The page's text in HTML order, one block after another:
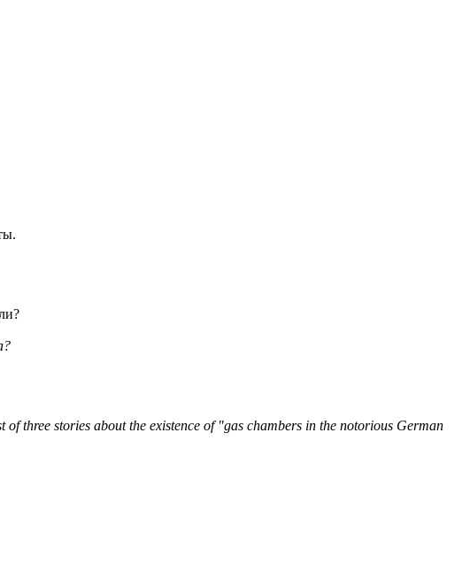
three stories about the existence of "gas chambers in the notorious German